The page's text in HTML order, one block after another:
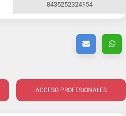
8435252324154
ACCESO PROFESIONALES